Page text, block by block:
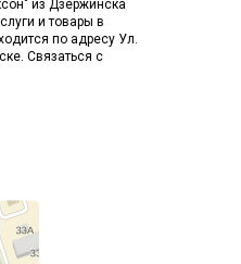
из Дзержинска
и товары в
по адресу Ул.
Связаться с